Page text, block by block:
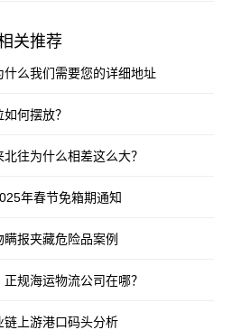
关推荐
么我们需要您的详细地址
何摆放？
往为什么相差这么大？
年春节免箱期通知
报夹藏危险品案例
规海运物流公司在哪？
链上游港口码头分析